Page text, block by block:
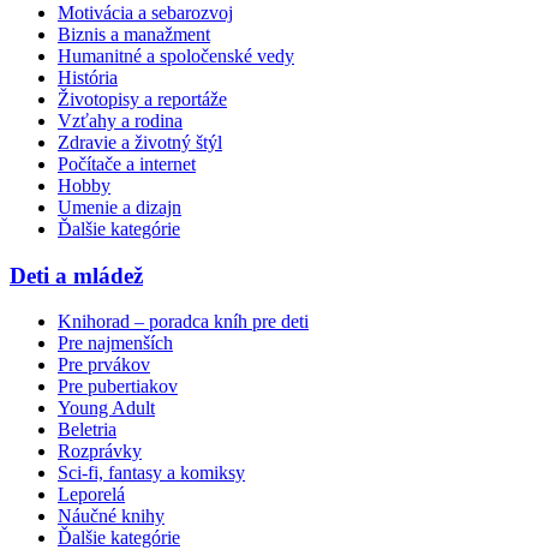
Motivácia a sebarozvoj
Biznis a manažment
Humanitné a spoločenské vedy
História
Životopisy a reportáže
Vzťahy a rodina
Zdravie a životný štýl
Počítače a internet
Hobby
Umenie a dizajn
Ďalšie kategórie
Deti a mládež
Knihorad – poradca kníh pre deti
Pre najmenších
Pre prvákov
Pre pubertiakov
Young Adult
Beletria
Rozprávky
Sci-fi, fantasy a komiksy
Leporelá
Náučné knihy
Ďalšie kategórie